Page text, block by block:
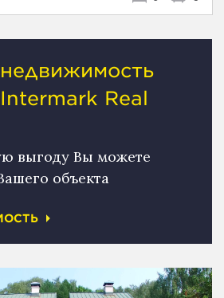
Real
выгоду Вы можете
объекта